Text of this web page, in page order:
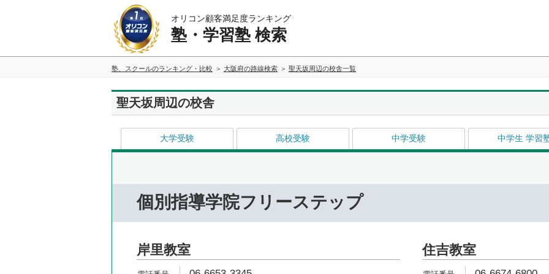
オリコン顧客満足度ランキング
塾・学習塾 検索
塾、スクールのランキング・比較 大阪府の路線検索 聖天坂周辺の校舎一覧
聖天坂周辺の校舎
大学受験 高校受験 中学受験 中学生 学習
個別指導学院フリーステップ
岸里教室 住吉教室